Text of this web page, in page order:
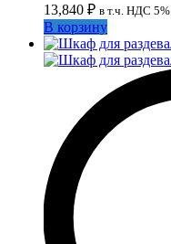
13,840 ₽ в т.ч. НДС 5%
В корзину